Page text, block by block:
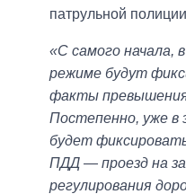
патрульной
«С самого начала,
режиме будут
факты
Постепенно, уже в
будет
ПДД — проезд на
регулирования